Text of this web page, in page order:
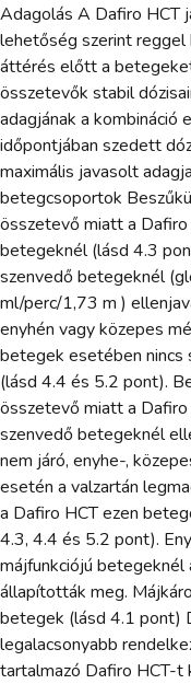
Adagolás A Dafiro HCT
lehetőség szerint
áttérés előtt a
összetevők stabil
adagjának a kombináció
időpontjában szedett
maximális javasolt
betegcsoportok
összetevő miatt a Dafiro
betegeknél (lásd 4.3
szenvedő betegeknél
ml/perc/1,73 m )
enyhén vagy közepes
betegek esetében nincs
(lásd 4.4 és 5.2 pont).
összetevő miatt a
szenvedő betegeknél
nem járó, enyhe-,
esetén a valzartán
a Dafiro HCT ezen
4.3, 4.4 és 5.2 pont).
májfunkciójú betegeknél
állapították meg.
betegek (lásd 4.1 pont)
legalacsonyabb
tartalmazó Dafiro HCT-t